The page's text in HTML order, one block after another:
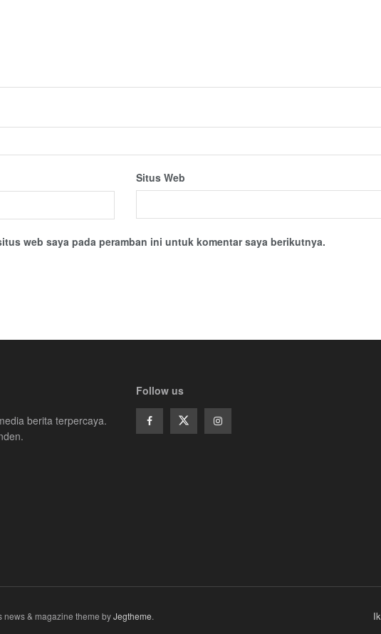
Situs Web
web saya pada peramban ini untuk komentar saya berikutnya.
berita terpercaya.
Follow us
news & magazine theme byJegtheme.